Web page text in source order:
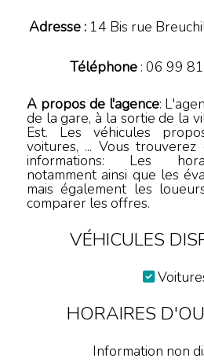
Adresse : 14 Bis rue
Téléphone :06 99
A propos de l'agence:
de la gare, à la sortie de la
Est. Les véhicules
voitures, ... Vous trouverez
informations: Les
notamment ainsi que les
mais également les
comparer les offres.
VÉHICULES
HORAIRES
Information non